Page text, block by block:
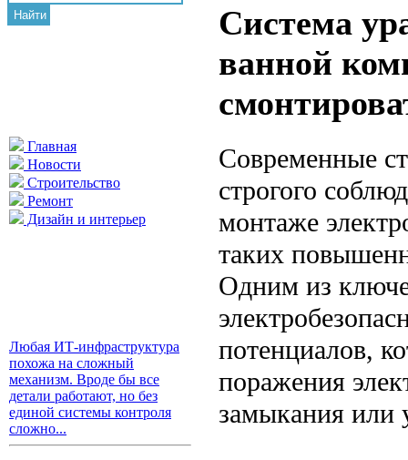
Найти
Главная
Новости
Строительство
Ремонт
Дизайн и интерьер
Любая ИТ-инфраструктура
похожа на сложный
механизм. Вроде бы все
детали работают, но без
единой системы контроля
сложно...
Система
ванной
Современные
строгого
монтаже
таких
Одним из
потенциалов,
поражения
замыкания или